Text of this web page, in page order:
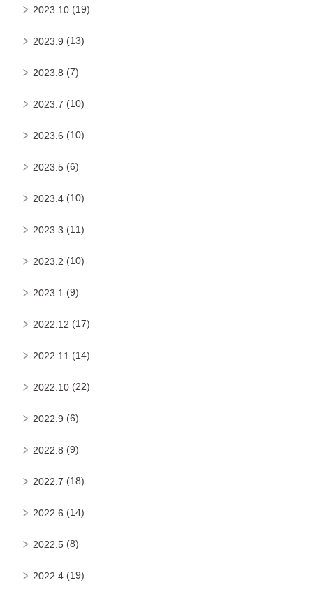
2023.10 (19)
2023.9 (13)
2023.8 (7)
2023.7 (10)
2023.6 (10)
2023.5 (6)
2023.4 (10)
2023.3 (11)
2023.2 (10)
2023.1 (9)
2022.12 (17)
2022.11 (14)
2022.10 (22)
2022.9 (6)
2022.8 (9)
2022.7 (18)
2022.6 (14)
2022.5 (8)
2022.4 (19)